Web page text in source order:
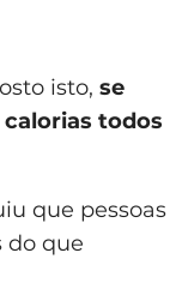
isto, se
todos
que pessoas
do que